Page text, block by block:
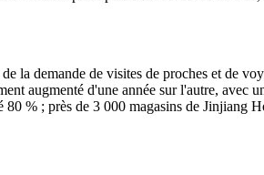
la demande de visites de proches et de
augmenté d'une année sur l'autre, avec
% ; près de 3 000 magasins de Jinjiang